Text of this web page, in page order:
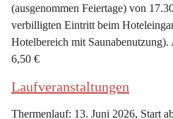
(ausgenommen Feiertage) von
verbilligten Eintritt beim
Hotelbereich mit
6,50 €
Laufveranstaltungen
Thermenlauf: 13. Juni 2026, Start